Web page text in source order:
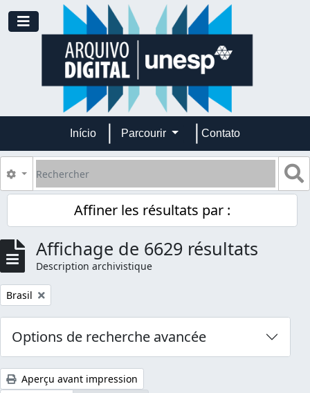
Skip to main content
Toggle navigation
Início Parcourir Contato
Rechercher
Search options
Affiner les résultats par :
Affichage de 6629 résultats
Description archivistique
Remove filter:
Brasil
Options de recherche avancée
Aperçu avant impression